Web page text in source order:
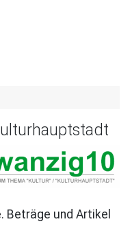
Beträge und Artikel